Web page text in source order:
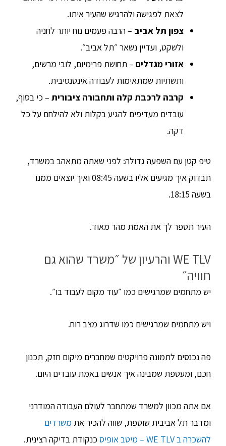
לצאת לפגישה ולהרגיש שהעיר איתו.
צפון תל אביב – הרבה פעמים נוח יותר לחניה
ולשקט, ועדיין נשאר ״תל אביב״.
אזורי מגדלים – תחושת פרימיום, לובי מרשים,
ותשתיות שמתאימות לעבודה אינטנסיבית.
קרבה לרכבת קלה ותחבורה ציבורית – כי בסוף,
עובדים מעדיפים להגיע בקלות ולא להילחם על כל
דקה.
טיפ קטן עם השפעה גדולה: לפני שאתה מתאהב במשרד,
תבדוק איך מגיעים אליו בשעה 08:45 ואיך יוצאים ממנו
בשעה 18:15.
העיר תספר לך את האמת מהר מאוד.
WE TLV והרעיון של ״משרד שהוא גם
חוויה״
יש מתחמים שמרגישים כמו ״עוד מקום לעבוד בו״.
ויש מתחמים שמרגישים כמו שדרוג מצב רוח.
פה נכנסים לתמונה פרויקטים שמחברים מיקום חזק, תכנון
חכם, ומעטפת שמבינה איך אנשים באמת עובדים היום.
אם אתה מכוון למשרד שמתחבר לעולם העבודה המודרני
ומדבר תל אביבית שוטפת, שווה להכיר את משרדים
להשכרה ב WE TLV – מיטב אופיס
כנקודת בדיקה רצינית.